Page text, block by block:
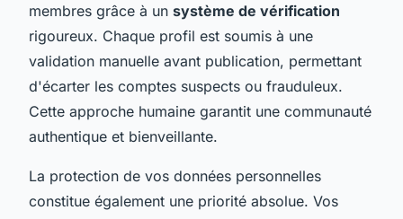
membres grâce à un système de vérification
rigoureux. Chaque profil est soumis à une
validation manuelle avant publication, permettant
d'écarter les comptes suspects ou frauduleux.
Cette approche humaine garantit une communauté
authentique et bienveillante.
La protection de vos données personnelles
constitue également une priorité absolue. Vos